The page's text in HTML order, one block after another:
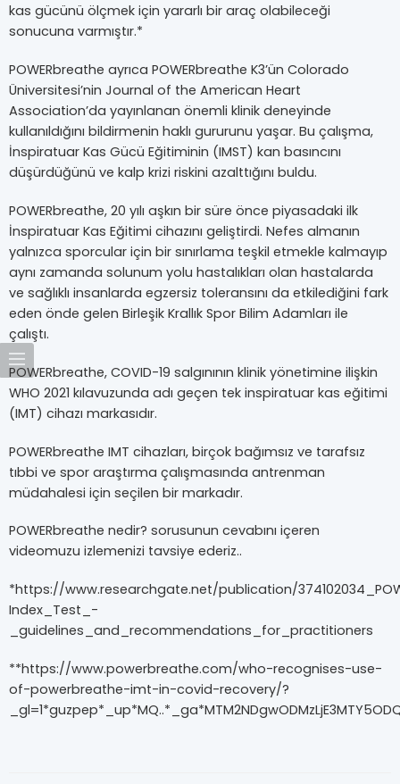
kas gücünü ölçmek için yararlı bir araç olabileceği
sonucuna varmıştır.*
POWERbreathe ayrıca POWERbreathe K3’ün Colorado
Üniversitesi’nin Journal of the American Heart
Association’da yayınlanan önemli klinik deneyinde
kullanıldığını bildirmenin haklı gururunu yaşar. Bu çalışma,
İnspiratuar Kas Gücü Eğitiminin (IMST) kan basıncını
düşürdüğünü ve kalp krizi riskini azalttığını buldu.
POWERbreathe, 20 yılı aşkın bir süre önce piyasadaki ilk
İnspiratuar Kas Eğitimi cihazını geliştirdi. Nefes almanın
yalnızca sporcular için bir sınırlama teşkil etmekle kalmayıp
aynı zamanda solunum yolu hastalıkları olan hastalarda
ve sağlıklı insanlarda egzersiz toleransını da etkilediğini fark
eden önde gelen Birleşik Krallık Spor Bilim Adamları ile
çalıştı.
POWERbreathe, COVID-19 salgınının klinik yönetimine ilişkin
WHO 2021 kılavuzunda adı geçen tek inspiratuar kas eğitimi
(IMT) cihazı markasıdır.
POWERbreathe IMT cihazları, birçok bağımsız ve tarafsız
tıbbi ve spor araştırma çalışmasında antrenman
müdahalesi için seçilen bir markadır.
POWERbreathe nedir? sorusunun cevabını içeren
videomuzu izlemenizi tavsiye ederiz..
*https://www.researchgate.net/publication/
Index_Test_-
_guidelines_and_recommendations_for_practitioners
**https://www.powerbreathe.com/who-recognises-use-
of-powerbreathe-imt-in-covid-recovery/?